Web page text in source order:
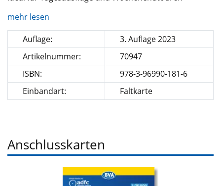
mehr lesen
Auflage:
3. Auflage 2023
Artikelnummer:
70947
ISBN:
978-3-96990-181-6
Einbandart:
Faltkarte
Anschlusskarten